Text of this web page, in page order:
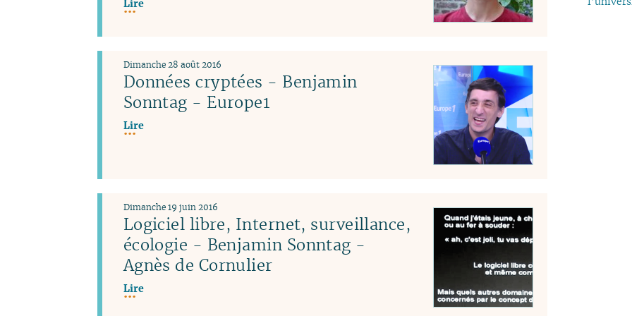
Lire
Données cryptées - Benjamin
Sonntag - Europe1
Dimanche 28 août 2016
Lire
Logiciel libre, Internet, surveillance,
écologie - Benjamin Sonntag -
Agnès de Cornulier
Dimanche 19 juin 2016
Lire